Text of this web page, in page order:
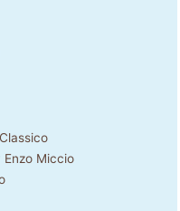
Enzo Miccio